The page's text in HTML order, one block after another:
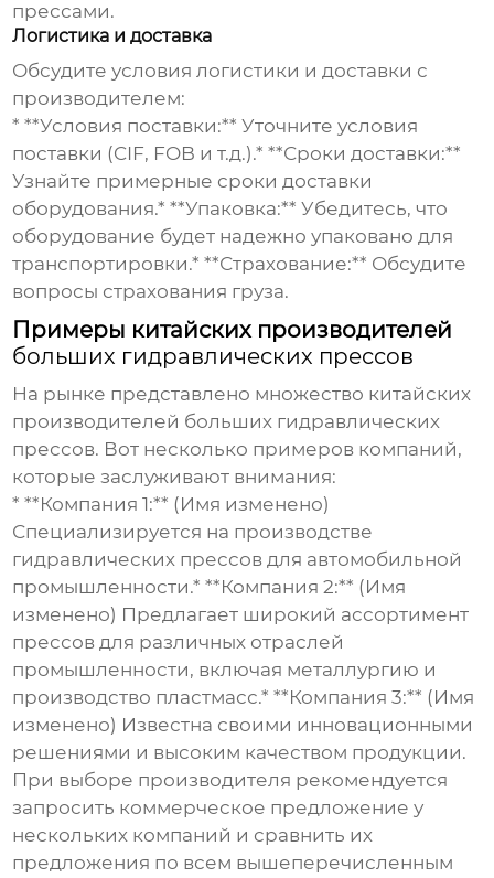
прессами.
Логистика и доставка
Обсудите условия логистики и доставки с
производителем:
* **Условия поставки:** Уточните условия
поставки (CIF, FOB и т.д.).* **Сроки доставки:**
Узнайте примерные сроки доставки
оборудования.* **Упаковка:** Убедитесь, что
оборудование будет надежно упаковано для
транспортировки.* **Страхование:** Обсудите
вопросы страхования груза.
Примеры китайских производителей
больших гидравлических прессов
На рынке представлено множество китайских
производителей больших гидравлических
прессов. Вот несколько примеров компаний,
которые заслуживают внимания:
* **Компания 1:** (Имя изменено)
Специализируется на производстве
гидравлических прессов для автомобильной
промышленности.* **Компания 2:** (Имя
изменено) Предлагает широкий ассортимент
прессов для различных отраслей
промышленности, включая металлургию и
производство пластмасс.* **Компания 3:** (Имя
изменено) Известна своими инновационными
решениями и высоким качеством продукции.
При выборе производителя рекомендуется
запросить коммерческое предложение у
нескольких компаний и сравнить их
предложения по всем вышеперечисленным